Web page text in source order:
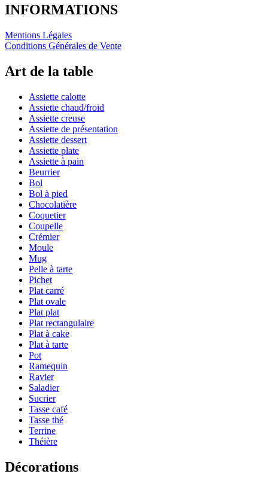
INFORMATIONS
Mentions Légales
Conditions Générales de Vente
Art de la table
Assiette calotte
Assiette chaud/froid
Assiette creuse
Assiette de présentation
Assiette dessert
Assiette plate
Assiette à pain
Beurrier
Bol
Bol à pied
Chocolatière
Coquetier
Coupelle
Crémier
Moule
Mug
Pelle à tarte
Pichet
Plat carré
Plat ovale
Plat plat
Plat rectangulaire
Plat à cake
Plat à tarte
Pot
Ramequin
Ravier
Saladier
Sucrier
Tasse café
Tasse thé
Terrine
Théière
Décorations